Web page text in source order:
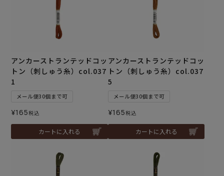
アンカーストランテッドコッ
トン（刺しゅう糸）col.037
1
メール便30個まで可
¥165税込
カートに入れる
アンカーストランテッドコッ
トン（刺しゅう糸）col.037
5
メール便30個まで可
¥165税込
カートに入れる